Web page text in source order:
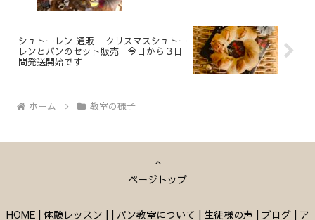
シュトーレン 通販 − クリスマスシュトー
レンとパンのセット販売 今日から３日
間発送開始です
ホーム 教室の様子
ページトップ
HOME| 体験レッスン | | パン教室について | 生徒様の声 | ブログ| ア